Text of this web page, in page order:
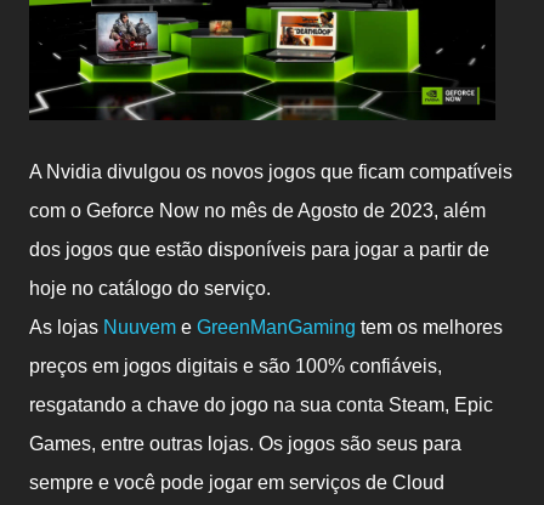
A Nvidia divulgou os novos jogos que ficam compatíveis
com o Geforce Now no mês de Agosto de 2023, além
dos jogos que estão disponíveis para jogar a partir de
hoje no catálogo do serviço.
As lojas Nuuvem e GreenManGaming tem os melhores
preços em jogos digitais e são 100% confiáveis,
resgatando a chave do jogo na sua conta Steam, Epic
Games, entre outras lojas. Os jogos são seus para
sempre e você pode jogar em serviços de Cloud